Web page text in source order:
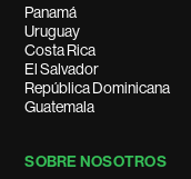
Panamá
Uruguay
Costa Rica
El Salvador
República Dominicana
Guatemala
SOBRE NOSOTROS